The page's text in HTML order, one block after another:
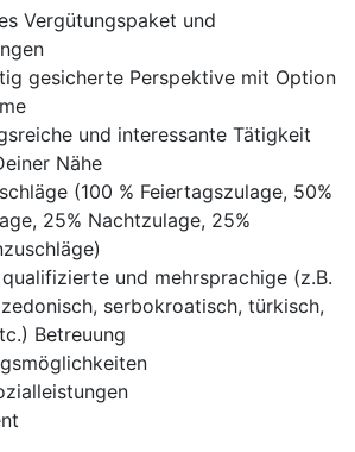
Vergütungspaket und
gesicherte Perspektive mit Option
und interessante Tätigkeit
Nähe
(100 % Feiertagszulage, 50%
25% Nachtzulage, 25%
und mehrsprachige (z.B.
serbokroatisch, türkisch,
Betreuung